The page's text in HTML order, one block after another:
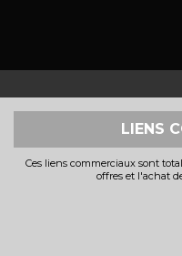
LIENS
Ces liens commerciaux sont
offres et l'achat